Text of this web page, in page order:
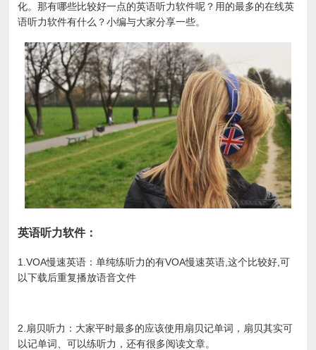
化。那有哪些比较好一点的英语听力软件呢？用的最多的在线英
语听力软件有什么？小编与大家分享一些。
英语听力软件：
1.VOA慢速英语：单纯练听力的有VOA慢速英语,这个比较好,可
以下载后重复播放语音文件
2.扇贝听力：大家平时最多的应该使用扇贝记单词，扇贝其实可
以记单词、可以练听力，还有很多阅读文章。